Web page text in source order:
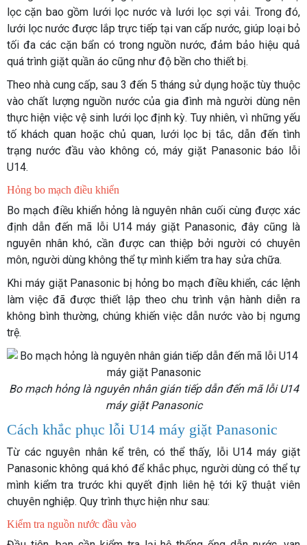
lọc cặn bao gồm lưới lọc nước và lưới lọc sợi vải. Trong đó,
lưới lọc nước được lắp trực tiếp tại van cấp nước, giúp loại bỏ
tối đa các cặn bẩn có trong nguồn nước, đảm bảo hiệu quả
quá trình giặt quần áo cũng như độ bền cho thiết bị.
Theo nhà cung cấp, sau 3 đến 5 tháng sử dụng hoặc tùy thuộc
vào chất lượng nguồn nước của gia đình mà người dùng nên
thực hiện việc vệ sinh lưới lọc định kỳ. Tuy nhiên, vì những yếu
tố khách quan hoặc chủ quan, lưới lọc bị tắc, dẫn đến tình
trạng nước đầu vào không có, máy giặt Panasonic báo lỗi
U14.
Hỏng bo mạch điều khiển
Bo mạch điều khiển hỏng là nguyên nhân cuối cùng được xác
định dẫn đến mã lỗi U14 máy giặt Panasonic, đây cũng là
nguyên nhân khó, cần được can thiệp bởi người có chuyên
môn, người dùng không thể tự mình kiểm tra hay sửa chữa.
Khi máy giặt Panasonic bị hỏng bo mạch điều khiển, các lệnh
làm việc đã được thiết lập theo chu trình vận hành diễn ra
không bình thường, chúng khiến việc dẫn nước vào bị ngưng
trệ.
Bo mạch hỏng là nguyên nhân gián tiếp dẫn đến mã lỗi U14
máy giặt Panasonic
Cách khắc phục lỗi U14 máy giặt Panasonic
Từ các nguyên nhân kể trên, có thể thấy, lỗi U14 máy giặt
Panasonic không quá khó để khắc phục, người dùng có thể tự
mình kiểm tra trước khi quyết định liên hệ tới kỹ thuật viên
chuyên nghiệp. Quy trình thực hiện như sau:
Kiểm tra nguồn nước đầu vào